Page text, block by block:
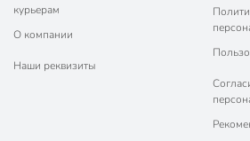
курьерам
О компании
Наши реквизиты